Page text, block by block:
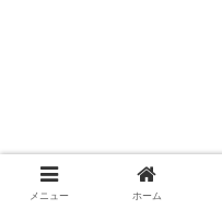
メニュー ホーム